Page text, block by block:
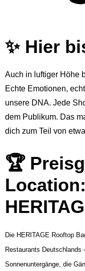
✨ Hier
Auch in luftiger Höhe
Echte Emotionen,
unsere DNA. Jede
dem Publikum. Das
dich zum Teil von
🏆
Die HERITAGE Rooftop
Restaurants Deutschlands
Sonnenuntergänge, die